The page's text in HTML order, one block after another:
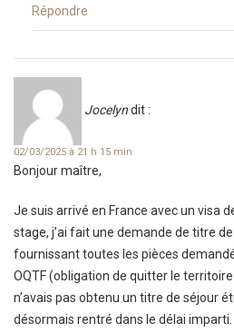
Répondre
Jocelyndit :
02/03/2025 à 21 h 15 min
Bonjour maître,
Je suis arrivé en France avec un visa
stage, j’ai fait une demande de titre
fournissant toutes les pièces
OQTF (obligation de quitter le
n’avais pas obtenu un titre de séjour
désormais rentré dans le délai